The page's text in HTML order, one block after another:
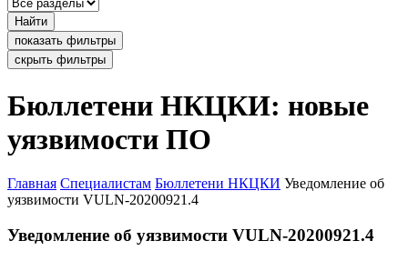
Найти
показать фильтры
скрыть фильтры
Бюллетени НКЦКИ: новые
уязвимости ПО
Главная Специалистам Бюллетени НКЦКИ Уведомление об
уязвимости VULN-20200921.4
Уведомление об уязвимости VULN-20200921.4